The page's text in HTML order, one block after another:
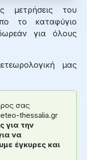
μετρήσεις του
το καταφύγιο
για όλους
μας
σας
thessalia.gr
για την
να
έγκυρες και